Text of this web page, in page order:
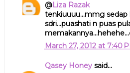
@Liza Razak
tenkiuuuu...mmg sedap
sdri...puashati n puas
March 27, 2012 at 7:40
Qasey Honeysaid...